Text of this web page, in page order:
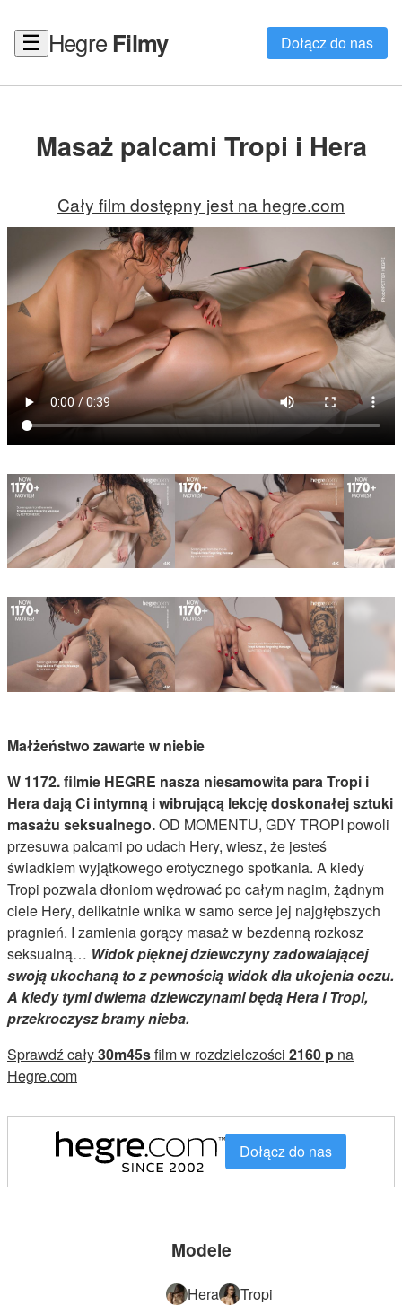
☰ Hegre Filmy Dołącz do nas
Masaż palcami Tropi i Hera
Cały film dostępny jest na hegre.com
Małżeństwo zawarte w niebie
W 1172. filmie HEGRE nasza niesamowita para Tropi i
Hera dają Ci intymną i wibrującą lekcję doskonałej sztuki
masażu seksualnego.OD MOMENTU, GDY TROPI powoli
przesuwa palcami po udach Hery, wiesz, że jesteś
świadkiem wyjątkowego erotycznego spotkania. A kiedy
Tropi pozwala dłoniom wędrować po całym nagim, żądnym
ciele Hery, delikatnie wnika w samo serce jej najgłębszych
pragnień. I zamienia gorący masaż w bezdenną rozkosz
seksualną… Widok pięknej dziewczyny zadowalającej
swoją ukochaną to z pewnością widok dla ukojenia oczu.
A kiedy tymi dwiema dziewczynami będą Hera i Tropi,
przekroczysz bramy nieba.
Sprawdź cały30m45sfilm w rozdzielczości 2160 p na
Hegre.com
Dołącz do nas
Modele
Hera Tropi